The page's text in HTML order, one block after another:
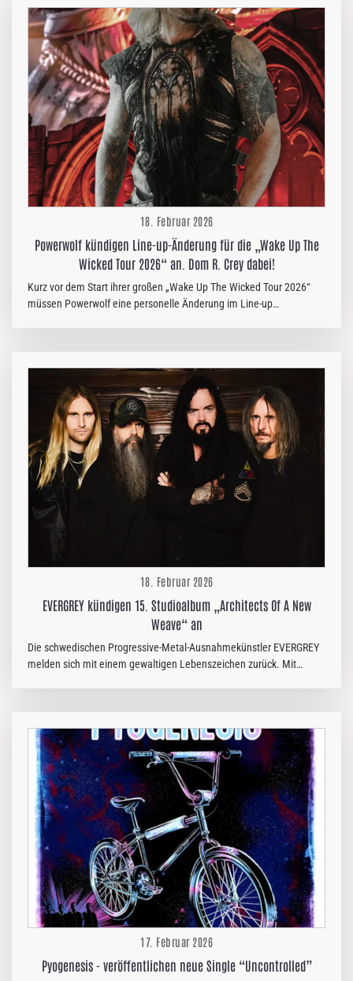
bequem von eurem Sofa aus erleben und die Sabaton-Energie direkt
in euer Wohnzimmer holen. Also, trommelt eure Freunde
zusammen … und los geht’s! „Sabaton – The Tour To End All Tours“
bedeutet der Band sehr viel. Der Film wurde 2023 im ausverkauften
Ziggo Dome in Amsterdam…
18. Februar 2026
Powerwolf kündigen Line-up-Änderung für die „Wake Up The
Wicked Tour 2026“ an. Dom R. Crey dabei!
Kurz vor dem Start ihrer großen „Wake Up The Wicked Tour 2026“
müssen Powerwolf eine personelle Änderung im Line-up
Ersatz springt Dom R. Crey ein, der die Band auf den anstehenden
Shows unterstützen wird. Bandseitig zeigt man sich überzeugt, dass
er sich musikalisch wie persönlich nahtlos einfügen wird. Der
energiegeladenen Live-Atmosphäre und den geplanten,
unvergesslichen Metal-Nächten soll diese Änderung keinen Abbruch
tun. Matthew Greywolf selbst richtet sich…
18. Februar 2026
EVERGREY kündigen 15. Studioalbum „Architects Of A New
Weave“ an
Die schwedischen Progressive-Metal-Ausnahmekünstler EVERGREY
melden sich mit einem gewaltigen Lebenszeichen zurück. Mit
erscheinen wird. Nur wenige Tage nach Veröffentlichung werden die
Schweden zudem als Special Guest bei ausgewählten Terminen der
„Run For Your Lives World Tour“ von IRON MAIDEN auftreten — ein
eindrucksvolles Live-Umfeld für ein Album, das inhaltlich wie
musikalisch neue Intensität verspricht. Zwischen Sturm, Schuld und
Selbstbefreiung Inhaltlich…
17. Februar 2026
Pyogenesis - veröffentlichen neue Single “Uncontrolled”